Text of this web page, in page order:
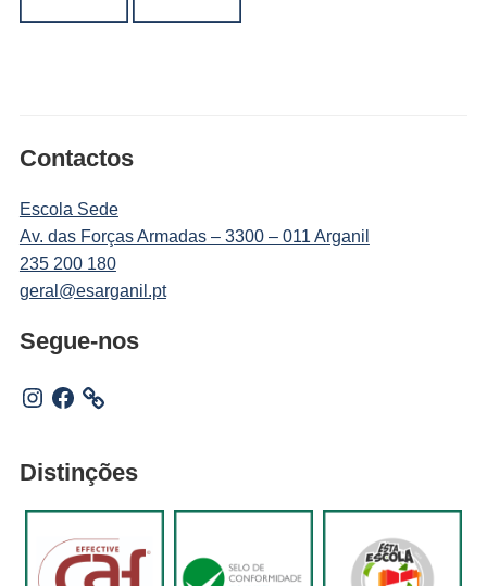
Contactos
Escola Sede
Av. das Forças Armadas – 3300 – 011 Arganil
235 200 180
geral@esarganil.pt
Segue-nos
Instagram
Facebook
Distinções